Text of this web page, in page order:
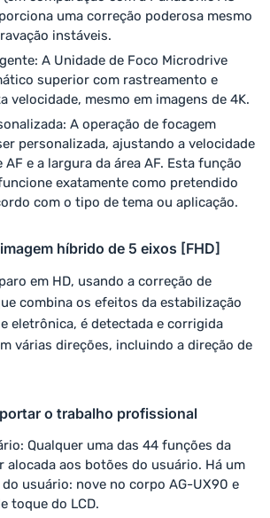
uma correção poderosa mesmo
instáveis.
A Unidade de Foco Microdrive
superior com rastreamento e
velocidade, mesmo em imagens de 4K.
A operação de focagem
personalizada, ajustando a velocidade
AF e a largura da área AF. Esta função
exatamente como pretendido
com o tipo de tema ou aplicação.
híbrido de 5 eixos [FHD]
em HD, usando a correção de
combina os efeitos da estabilização
eletrônica, é detectada e corrigida
várias direções, incluindo a direção de
o trabalho profissional
Qualquer uma das 44 funções da
alocada aos botões do usuário. Há um
usuário: nove no corpo AG-UX90 e
toque do LCD.